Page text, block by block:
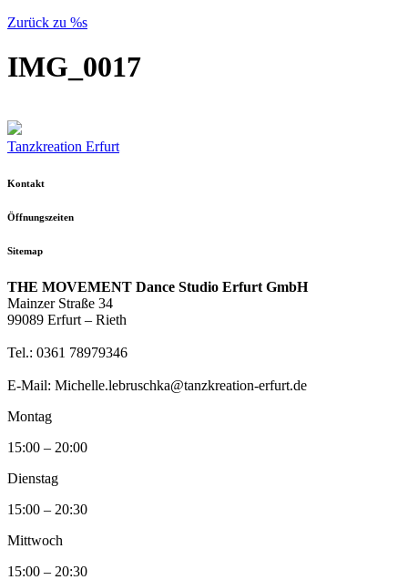
Zurück zu %s
IMG_0017
Tanzkreation Erfurt
Kontakt
Öffnungszeiten
Sitemap
THE MOVEMENT Dance Studio Erfurt GmbH
Mainzer Straße 34
99089 Erfurt – Rieth
Tel.: 0361 78979346
E-Mail: Michelle.lebruschka@tanzkreation-erfurt.de
Montag
15:00 – 20:00
Dienstag
15:00 – 20:30
Mittwoch
15:00 – 20:30